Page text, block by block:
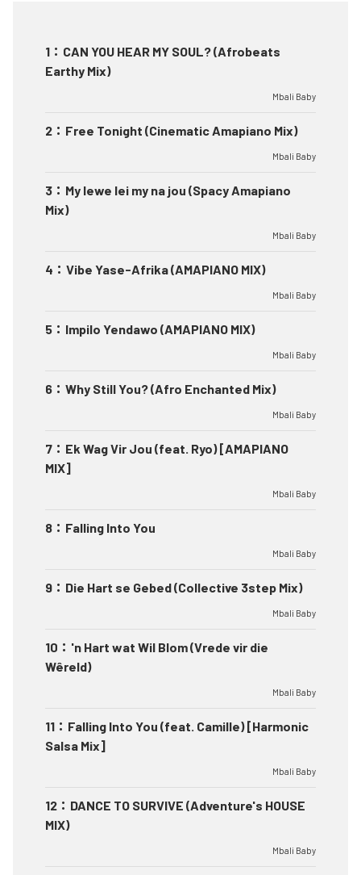
1 ： CAN YOU HEAR MY SOUL? (Afrobeats
Earthy Mix)
Mbali Baby
2 ： Free Tonight (Cinematic Amapiano Mix)
Mbali Baby
3 ： My lewe lei my na jou (Spacy Amapiano
Mix)
Mbali Baby
4 ： Vibe Yase-Afrika (AMAPIANO MIX)
Mbali Baby
5 ： Impilo Yendawo (AMAPIANO MIX)
Mbali Baby
6 ： Why Still You? (Afro Enchanted Mix)
Mbali Baby
7 ： Ek Wag Vir Jou (feat. Ryo) [AMAPIANO
MIX]
Mbali Baby
8 ： Falling Into You
Mbali Baby
9 ： Die Hart se Gebed (Collective 3step Mix)
Mbali Baby
10 ： 'n Hart wat Wil Blom (Vrede vir die
Wêreld)
Mbali Baby
11 ： Falling Into You (feat. Camille) [Harmonic
Salsa Mix]
Mbali Baby
12 ： DANCE TO SURVIVE (Adventure's HOUSE
MIX)
Mbali Baby